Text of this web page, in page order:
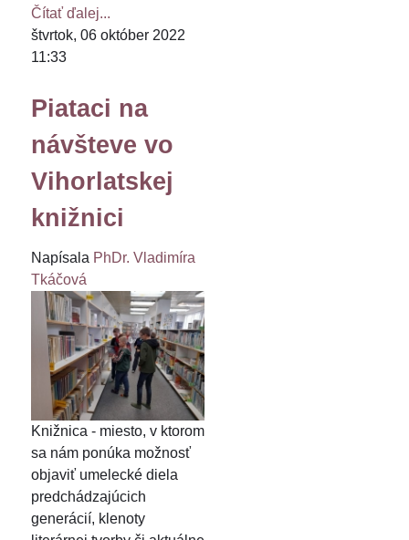
Čítať ďalej...
štvrtok, 06 október 2022
11:33
Piataci na
návšteve vo
Vihorlatskej
knižnici
Napísala PhDr. Vladimíra
Tkáčová
Knižnica - miesto, v ktorom
sa nám ponúka možnosť
objaviť umelecké diela
predchádzajúcich
generácií, klenoty